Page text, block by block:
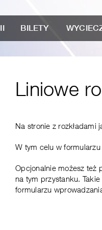
BILETY
Liniowe
Na stronie z rozkładami
W tym celu w
Opcjonalnie możesz też
na tym przystanku.
formularzu